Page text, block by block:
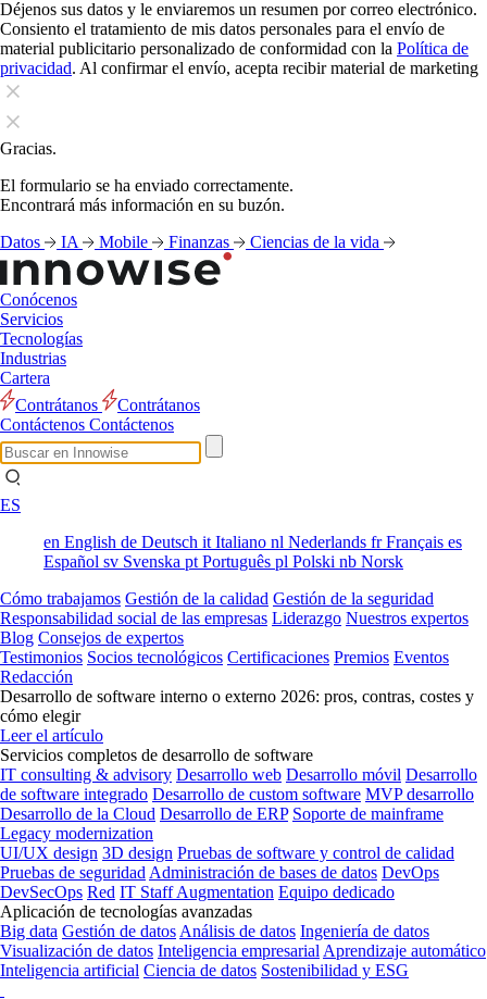
Déjenos sus datos y le enviaremos un resumen por correo electrónico.
Consiento el tratamiento de mis datos personales para el envío de
material publicitario personalizado de conformidad con la Política de
privacidad. Al confirmar el envío, acepta recibir material de marketing
Gracias.
El formulario se ha enviado correctamente.
Encontrará más información en su buzón.
Datos
IA Mobile Finanzas Ciencias de la vida
Conócenos
Servicios
Tecnologías
Industrias
Cartera
Contrátanos
Contrátanos
Contáctenos Contáctenos
ES
en English de Deutsch it Italiano nl Nederlands frFrançais es
Español sv Svenska pt Português pl Polski nb Norsk
Cómo trabajamos Gestión de la calidad Gestión de la seguridad
Responsabilidad social de las empresas Liderazgo Nuestros expertos
Blog Consejos de expertos
Testimonios Socios tecnológicos Certificaciones Premios Eventos
Redacción
Desarrollo de software interno o externo 2026: pros, contras, costes y
cómo elegir
Leer el artículo
Servicios completos de desarrollo de software
IT consulting & advisory Desarrollo web Desarrollo móvil Desarrollo
de software integrado Desarrollo de custom software MVP desarrollo
Desarrollo de la Cloud Desarrollo de ERP Soporte de mainframe
Legacy modernization
UI/UX design 3D design Pruebas de software y control de calidad
Pruebas de seguridad Administración de bases de datos DevOps
DevSecOps Red IT Staff Augmentation Equipo dedicado
Aplicación de tecnologías avanzadas
Big data Gestión de datos Análisis de datos Ingeniería de datos
Visualización de datos Inteligencia empresarial Aprendizaje automático
Inteligencia artificial Ciencia de datos Sostenibilidad y ESG